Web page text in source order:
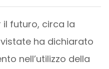
futuro, circa la
ha dichiarato
nell’utilizzo della